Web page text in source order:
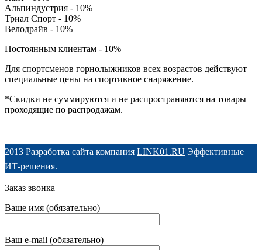
Альпиндустрия - 10%
Триал Спорт - 10%
Велодрайв - 10%
Постоянным клиентам - 10%
Для спортсменов горнолыжников всех возрастов действуют
специальные цены на спортивное снаряжение.
*Скидки не суммируются и не распространяются на товары
проходящие по распродажам.
2013 Разработка сайта компания LINK01.RU Эффективные
ИТ-решения.
Заказ звонка
Ваше имя (обязательно)
Ваш e-mail (обязательно)